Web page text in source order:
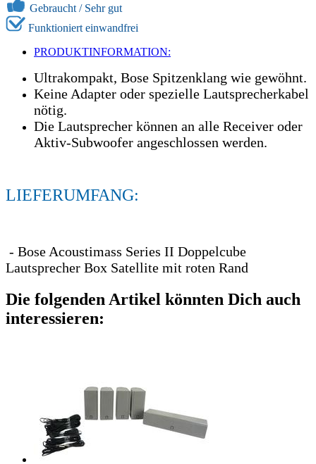
Gebraucht / Sehr gut
Funktioniert einwandfrei
PRODUKTINFORMATION:
Ultrakompakt, Bose Spitzenklang wie gewöhnt.
Keine Adapter oder spezielle Lautsprecherkabel
nötig.
Die Lautsprecher können an alle Receiver oder
Aktiv-Subwoofer angeschlossen werden.
LIEFERUMFANG:
- Bose Acoustimass Series II Doppelcube
Lautsprecher Box Satellite mit roten Rand
Die folgenden Artikel könnten Dich auch
interessieren: